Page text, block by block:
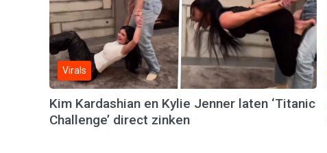
Virals
Kim Kardashian en Kylie Jenner laten ‘Titanic
Challenge’ direct zinken